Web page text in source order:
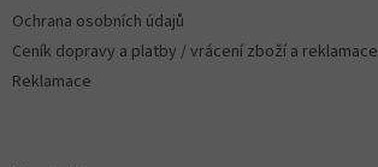
Ochrana osobních údajů
Ceník dopravy a platby / vrácení zboží a reklamace
Reklamace